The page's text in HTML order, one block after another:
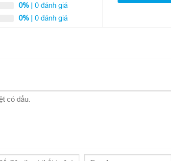
0%| 0 đánh giá
0%| 0 đánh giá